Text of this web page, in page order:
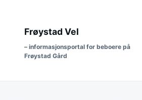
Frøystad Vel
– informasjonsportal for beboere på
Frøystad Gård